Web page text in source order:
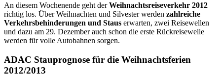
An diesem Wochenende geht derWeihnachtsreiseverkehr 2012
richtig los. Über Weihnachten und Silvester werden zahlreiche
Verkehrsbehinderungen und Staus erwarten, zwei Reisewellen
und dazu am 29. Dezember auch schon die erste Rückreisewelle
werden für volle Autobahnen sorgen.
ADAC Stauprognose für die Weihnachtsferien
2012/2013